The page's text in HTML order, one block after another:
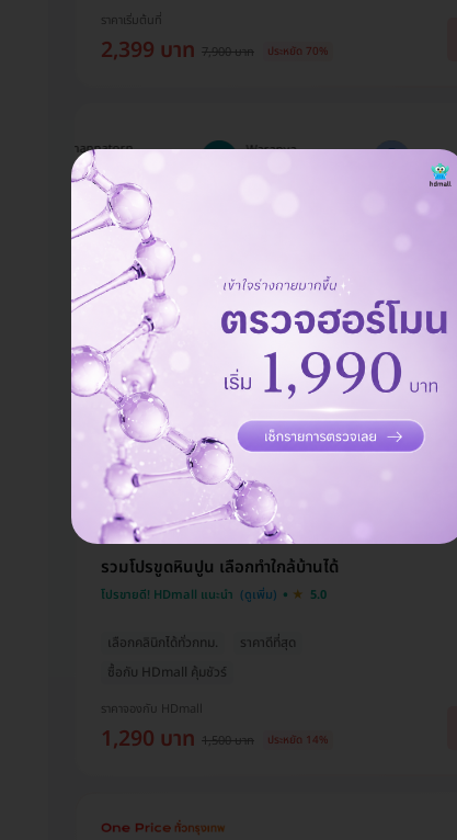
ราคาเริ่มต้นที่
2,399 บาท 7,900 บาท ประหยัด 70%
Facebook ค่ะ สนแพ็กเก
จนี้เพราะราคาดีมากๆ เมื่อ
เลยสนใจจะทำที่กังนัม
คลินิกค่ะ ส่วนที่เลือกจอง
กับ HDmall เพราะมีโปรโม
Phannatorn
Jompaengta
คล้ายกันแต่เปลี่ยนมาซื้อกับ
HDmall เพราะซื้อได้ในราคา
ที่ต่ำกว่าเราซื้อเอง และรู้จัก
HDmall ผ่านทาง
Facebook ค่ะ ตอนนี้
ประทับใจมากๆค่ะ ยังไม่ได้
ไปรับบริการที่คลินิกนะคะ😁
Waranya
เพิ่งใช้บริการ HDmall ครั้ง
ละเอียด แอดมินจิ๊บบริการดี
มากค่ะ คอยติดตามตลอด
ตอบเร็วมากๆ ใช้ภาษาถูก
ต้องสุภาพ จะใช้บริการอีก
แน่นอนค่ะ
WOIIWS Unn
เลือกคลินิกได้ทั่วกทม.
ราคาดีที่สุด
ซื้อกับ HDmall คุ้มชัวร์
รวมโปรขูดหินปูน เลือกทำใกล้บ้านได้
โปรขายดี! HDmall แนะนำ 5.0
ราคาจองกับ HDmall
1,290 บาท 1,500 บาท ประหยัด 14%